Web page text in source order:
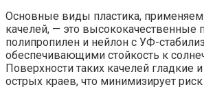
Основные виды пластика,
качелей, — это высококачественные
полипропилен и нейлон с УФ-
обеспечивающими стойкость к
Поверхности таких качелей гладкие
острых краев, что минимизирует